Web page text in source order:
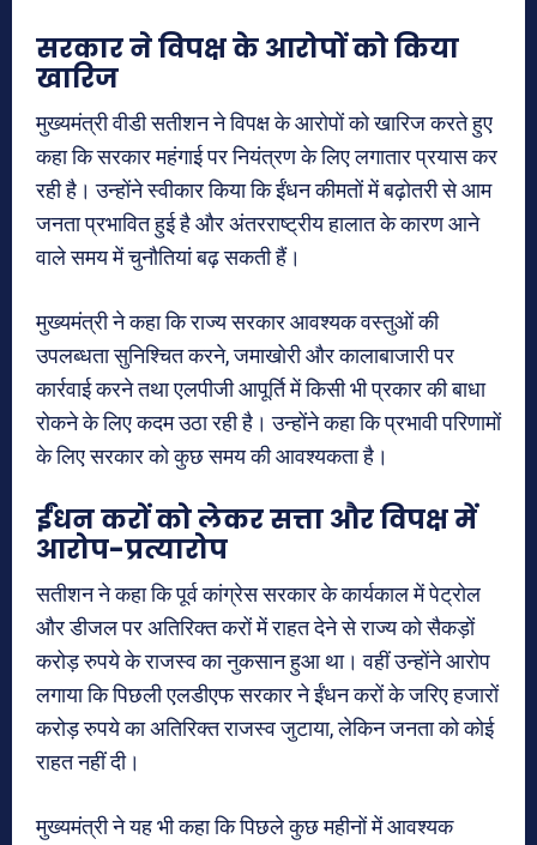
सरकार ने विपक्ष के आरोपों को किया
खारिज
मुख्यमंत्री वीडी सतीशन ने विपक्ष के आरोपों को खारिज करते हुए
कहा कि सरकार महंगाई पर नियंत्रण के लिए लगातार प्रयास कर
रही है। उन्होंने स्वीकार किया कि ईंधन कीमतों में बढ़ोतरी से आम
जनता प्रभावित हुई है और अंतरराष्ट्रीय हालात के कारण आने
वाले समय में चुनौतियां बढ़ सकती हैं।
मुख्यमंत्री ने कहा कि राज्य सरकार आवश्यक वस्तुओं की
उपलब्धता सुनिश्चित करने, जमाखोरी और कालाबाजारी पर
कार्रवाई करने तथा एलपीजी आपूर्ति में किसी भी प्रकार की बाधा
रोकने के लिए कदम उठा रही है। उन्होंने कहा कि प्रभावी परिणामों
के लिए सरकार को कुछ समय की आवश्यकता है।
ईंधन करों को लेकर सत्ता और विपक्ष में
आरोप-प्रत्यारोप
सतीशन ने कहा कि पूर्व कांग्रेस सरकार के कार्यकाल में पेट्रोल
और डीजल पर अतिरिक्त करों में राहत देने से राज्य को सैकड़ों
करोड़ रुपये के राजस्व का नुकसान हुआ था। वहीं उन्होंने आरोप
लगाया कि पिछली एलडीएफ सरकार ने ईंधन करों के जरिए हजारों
करोड़ रुपये का अतिरिक्त राजस्व जुटाया, लेकिन जनता को कोई
राहत नहीं दी।
मुख्यमंत्री ने यह भी कहा कि पिछले कुछ महीनों में आवश्यक